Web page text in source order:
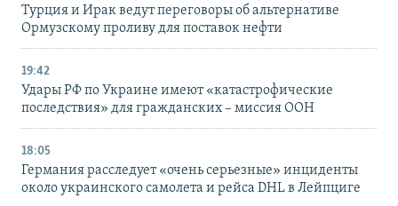
Турция и Ирак ведут переговоры об альтернативе
Ормузскому проливу для поставок нефти
19:42
Удары РФ по Украине имеют «катастрофические
последствия» для гражданских – миссия ООН
18:05
Германия расследует «очень серьезные» инциденты
около украинского самолета и рейса DHL в Лейпциге